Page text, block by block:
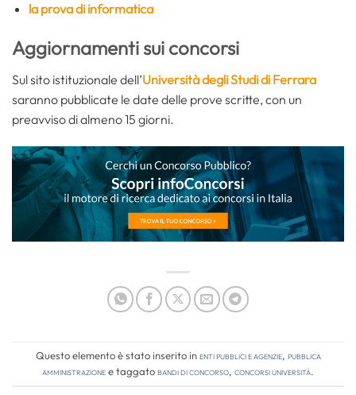
la prova di informatica
Aggiornamenti sui concorsi
Sul sito istituzionale dell’Università degli Studi di Ferrara
saranno pubblicate le date delle prove scritte, con un
preavviso di almeno 15 giorni.
Questo elemento è stato inserito inEnti pubblici e agenzie, Pubblica
amministrazionee taggatobandi di concorso, concorsi università.